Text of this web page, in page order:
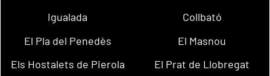
Igualada
Collbató
El Pla del Penedès
El Masnou
Els Hostalets de Pierola
El Prat de Llobregat